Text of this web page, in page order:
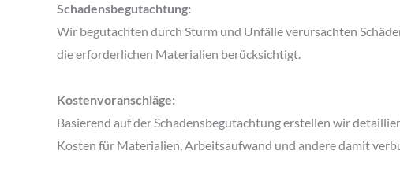
Schadensbegutachtung:
Wir begutachten durch Sturm und Unfälle verursachten
die erforderlichen Materialien berücksichtigt.
Kostenvoranschläge:
Basierend auf der Schadensbegutachtung erstellen wir
Kosten für Materialien, Arbeitsaufwand und andere damit